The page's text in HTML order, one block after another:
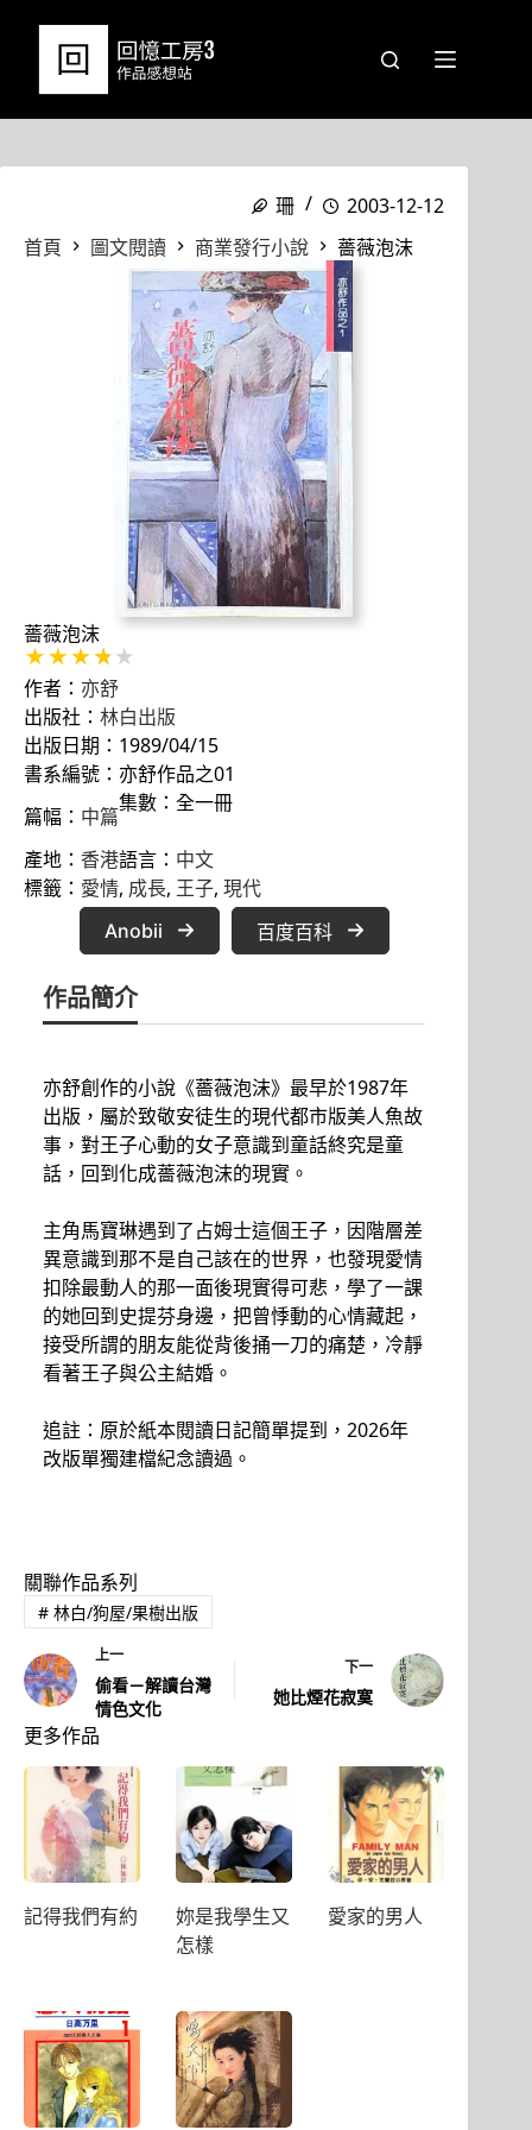
珊
2003-12-12
首頁
圖文閱讀 商業發行小說 薔薇泡沫
薔薇泡沫
作者： 亦舒
出版社： 林白出版
出版日期：1989/04/15
書系編號：亦舒作品之01
篇幅： 中篇
集數：全一冊
產地： 香港語言： 中文
標籤： 愛情, 成長, 王子, 現代
Anobii 百度百科
作品簡介
亦舒創作的小說《薔薇泡沫》最早於1987年
出版，屬於致敬安徒生的現代都市版美人魚故
事，對王子心動的女子意識到童話終究是童
話，回到化成薔薇泡沫的現實。
主角馬寶琳遇到了占姆士這個王子，因階層差
異意識到那不是自己該在的世界，也發現愛情
扣除最動人的那一面後現實得可悲，學了一課
的她回到史提芬身邊，把曾悸動的心情藏起，
接受所謂的朋友能從背後捅一刀的痛楚，冷靜
看著王子與公主結婚。
追註：原於紙本閱讀日記簡單提到，2026年
改版單獨建檔紀念讀過。
關聯作品系列
#林白/狗屋/果樹出版
上一
偷看－解讀台灣
情色文化
下一
她比煙花寂寞
更多作品
記得我們有約
妳是我學生又
怎樣
愛家的男人